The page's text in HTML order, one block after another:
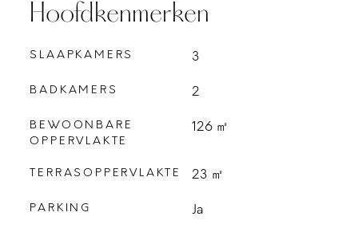
Hoofdkenmerken
SLAAPKAMERS 3
BADKAMERS 2
BEWOONBARE
OPPERVLAKTE
126 ㎡
TERRASOPPERVLAKTE 23 ㎡
PARKING Ja